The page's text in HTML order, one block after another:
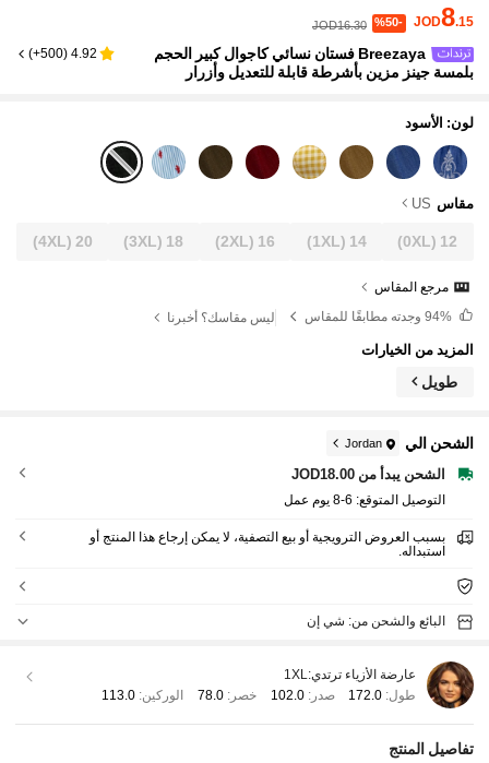
JOD8.15
%50-
JOD16.30
Breezaya فستان نسائي كاجوال كبير الحجم
بلمسة جينز مزين بأشرطة قابلة للتعديل وأزرار
4.92
(
500+
)
لون: الأسود
مقاس US
12
(0XL)
14
(1XL)
16
(2XL)
18
(3XL)
20
(4XL)
مرجع المقاس
وجدته مطابقًا للمقاس ليس مقاسك؟ أخبرنا
المزيد من الخيارات
طويل
الشحن الي Jordan
الشحن يبدأ من JOD18.00
التوصيل المتوقع: 6-8 يوم عمل
بسبب العروض الترويجية أو بيع التصفية، لا يمكن إرجاع هذا المنتج أو
استبداله.
البائع والشحن من: شي إن
عارضة الأزياء ترتدي:1XL
طول: 172.0 صدر:102.0 خصر: 78.0 الوركين: 113.0
تفاصيل المنتج